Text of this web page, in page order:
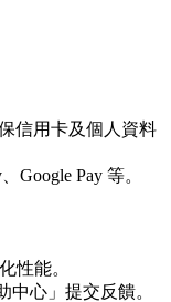
信用卡及個人資料
Google Pay 等。
性能。
中心」提交反饋。